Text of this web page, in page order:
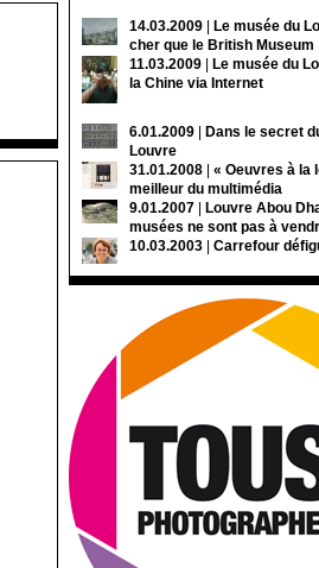
14.03.2009
Le musée du
cher que le British Museum
11.03.2009
Le musée du
la Chine via Internet
6.01.2009
Dans le secret
Louvre
31.01.2008
« Oeuvres à la
meilleur du multimédia
9.01.2007
Louvre Abou
musées ne sont pas à
10.03.2003
Carrefour